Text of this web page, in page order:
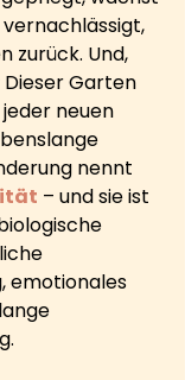
zurück. Und,
Garten
neuen
nennt
– und sie ist
emotionales